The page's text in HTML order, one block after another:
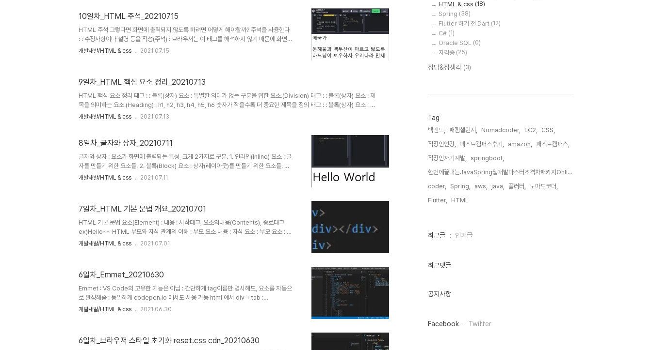
10일차_HTML 주석_20210715
HTML 주석 그렇다면 화면에 출력되지 않도록 하려면 어떻게 해야할까? 주석을 사용한다
: : 수정사항이나 설명 등을 작성(주석) : 브라우저는 이 태그를 해석하지 않기 때문에 화면
에 내용이 표시되지 않음 : Ctrl + / 혹은 Cmd + /
개발새발/HTML & css 2021.07.15
9일차_HTML 핵심 요소 정리_20210713
HTML 핵심 요소 정리 태그 : : 블록(상자) 요소 : 특별한 의미가 없는 구분을 위한 요소.(Division) 태그 : : 블록(상자) 요소 : 제
목을 의미하는 요소.(Heading) : h1, h2, h3, h4, h5, h6 숫자가 작을수록 더 중요한 제목을 정의 태그 : : 블록(상자) 요소 : 문
장을 의미하는 요소(Paragraph) 태그 : : 이미지를 삽입하는 요소.(Image) : src, alt 필수 속성 태그 : : 블록(상자) 요소 : 순서
개발새발/HTML & css 2021.07.13
8일차_글자와 상자_20210711
글자와 상자 : 요소가 화면에 출력되는 특성, 크게 2가지로 구분. 1. 인라인(Inline) 요소 : 글
자를 만들기 위한 요소들. 2. 블록(Block) 요소 : 상자(레이아웃)를 만들기 위한 요소들. 태
그 : : 대표적인 인라인 요소 : 본질적으로 아무것도 나타내지 않는, 콘텐츠 영역을 설정하는
style의 margin (요소의 외부 여백을 지정하는 css속성) : style의 padding (요소의 내
부 여..
개발새발/HTML & css 2021.07.11
7일차_HTML 기본 문법 개요_20210701
HTML 기본 문법 요소(Element) : 내용 : 시작태그, 요소의내용(Contents), 종료태그
ex)Hello~~ HTML 부모와 자식 관계의 이해 : 부모 요소 내용 : 자식 요소 : 부모 요소 : 들
여쓰기를 통해 자식요소와 부모요소의 구분을 시각적으로 정리 들여쓰기(Indent) : Tab
함! HTML 1/2/3/4/5 or : 안전함! XHTML / HTML5 :되도록 슬래쉬를 붙이도록 연습
하기~ ..
개발새발/HTML & css 2021.07.01
6일차_Emmet_20210630
Emmet : VS Code의 고유한 기능은 아님 : 간단하게 tag이름만 명시해도, 요소를 자동으
로 완성해줌 : 동일하게 codepen.io 에서도 사용 가능 html 에서 div + tab :
div.MAKZUIN + tab : img + tab : div>ul>li*4{$} : 1 2 3 4 이하생략... css 에서
개발새발/HTML & css 2021.06.30
6일차_브라우저 스타일 초기화 reset.css cdn_20210630
HTML & css (18)
Spring (38)
Flutter 하기 전 Dart (12)
C# (1)
Oracle SQL (0)
자격증 (25)
잡담&잡생각 (3)
Tag
백엔드, 패캠챌린지, Nomadcoder, EC2,
CSS,
직장인인강,
패스트캠퍼스후기, amazon,
패스트캠퍼스,
직장인자기계발,
springboot,
한번에끝내는JavaSpring웹개발마스터초격차패키지Online,
coder,
Spring, aws, java, 플러터,
노마드코더,
Flutter,
HTML,
최
인
최근글 인기글
최근댓글
공지사항
페
Facebook Twitter